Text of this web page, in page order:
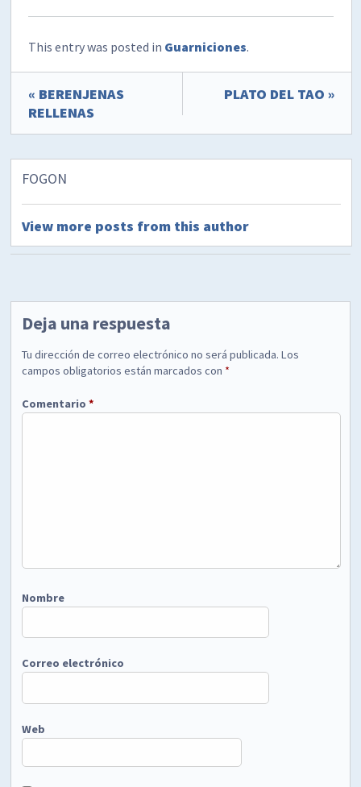
This entry was posted in Guarniciones.
« BERENJENAS
RELLENAS
PLATO DEL TAO »
FOGON
View more posts from this author
Deja una respuesta
Tu dirección de correo electrónico no será publicada. Los
campos obligatorios están marcados con *
Comentario*
Nombre
Correo electrónico
Web